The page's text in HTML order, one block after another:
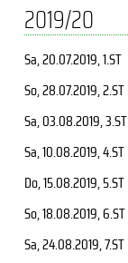
2019/20
Sa, 20.07.2019, 1.ST
So, 28.07.2019, 2.ST
Sa, 03.08.2019, 3.ST
Sa, 10.08.2019, 4.ST
Do, 15.08.2019, 5.ST
So, 18.08.2019, 6.ST
Sa, 24.08.2019, 7.ST